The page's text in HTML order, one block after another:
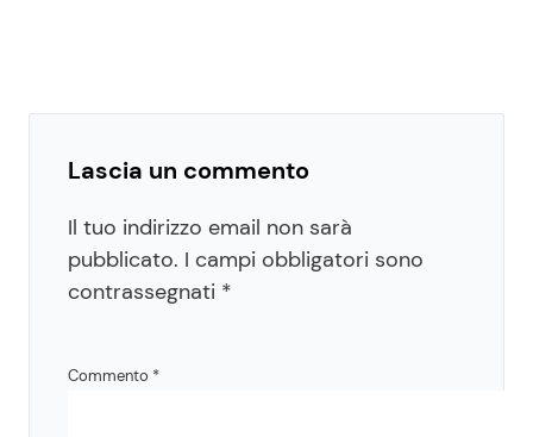
Lascia un commento
Il tuo indirizzo email non sarà
pubblicato. I campi obbligatori sono
contrassegnati *
Commento *